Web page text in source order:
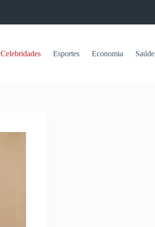
Celebridades Esportes Economia Saúde